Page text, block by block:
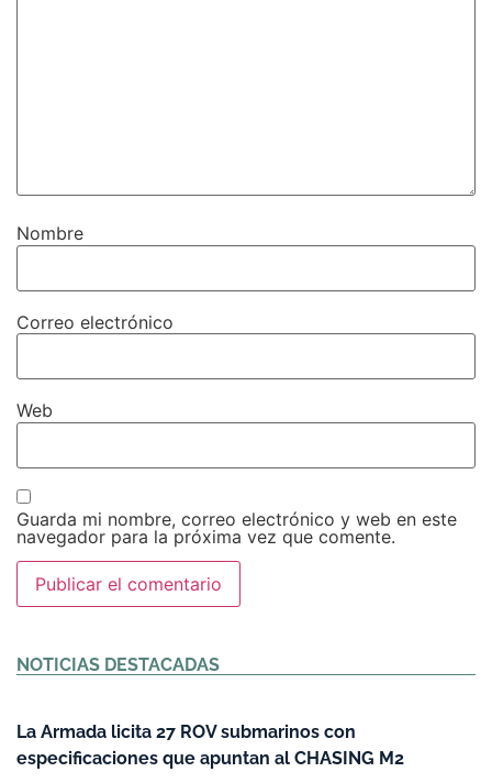
Nombre
Correo electrónico
Web
Guarda mi nombre, correo electrónico y web en este
navegador para la próxima vez que comente.
NOTICIAS DESTACADAS
La Armada licita 27 ROV submarinos con
especificaciones que apuntan al CHASING M2